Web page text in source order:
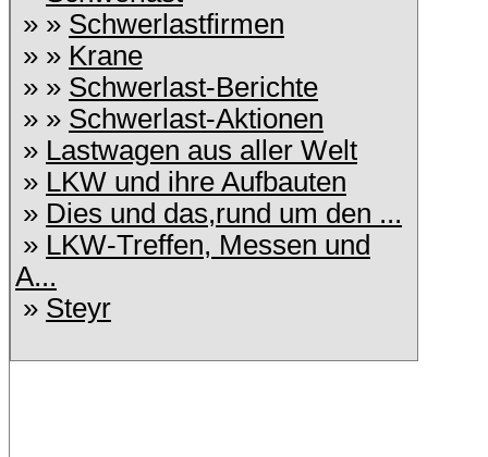
» » Schwerlastfirmen
» » Krane
» » Schwerlast-Berichte
» » Schwerlast-Aktionen
» Lastwagen aus aller Welt
» LKW und ihre Aufbauten
» Dies und das,rund um den ...
» LKW-Treffen, Messen und
A...
» Steyr